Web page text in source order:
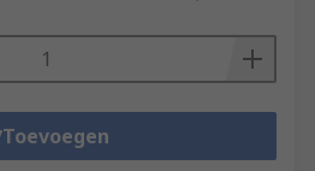
Toevoegen